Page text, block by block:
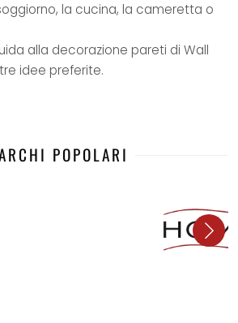
la cucina, la cameretta o
alla decorazione pareti di Wall
idee preferite.
POPOLARI